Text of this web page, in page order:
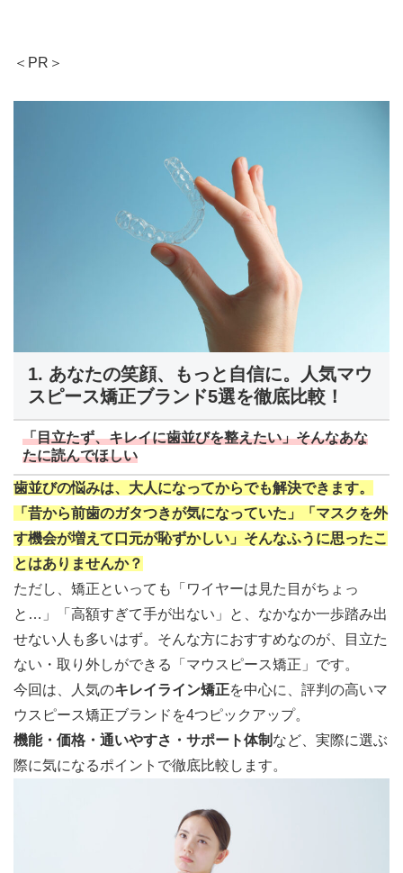
＜PR＞
1. あなたの笑顔、もっと自信に。人気マウ
スピース矯正ブランド5選を徹底比較！
「目立たず、キレイに歯並びを整えたい」そんなあな
たに読んでほしい
歯並びの悩みは、大人になってからでも解決できます。
「昔から前歯のガタつきが気になっていた」「マスクを外
す機会が増えて口元が恥ずかしい」そんなふうに思ったこ
とはありませんか？
ただし、矯正といっても「ワイヤーは見た目がちょっ
と…」「高額すぎて手が出ない」と、なかなか一歩踏み出
せない人も多いはず。そんな方におすすめなのが、目立た
ない・取り外しができる「マウスピース矯正」です。
今回は、人気のキレイライン矯正を中心に、評判の高いマ
ウスピース矯正ブランドを4つピックアップ。
機能・価格・通いやすさ・サポート体制 など、実際に選ぶ
際に気になるポイントで徹底比較します。